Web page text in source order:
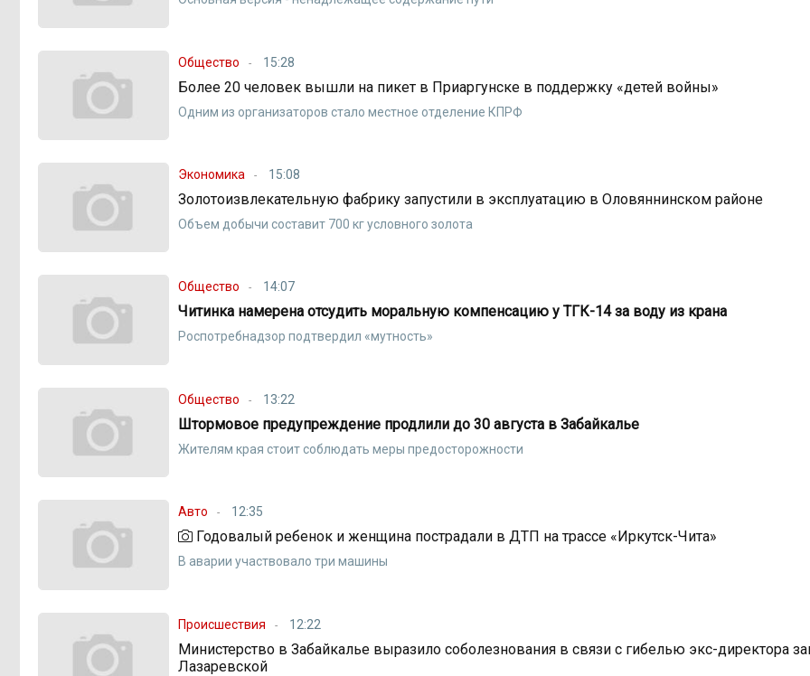
Общество 15:28
Более 20 человек вышли на пикет в Приаргунске в поддержку «детей войны»
Одним из организаторов стало местное отделение КПРФ
Экономика 15:08
Золотоизвлекательную фабрику запустили в эксплуатацию в Оловяннинском районе
Объем добычи составит 700 кг условного золота
Общество 14:07
Читинка намерена отсудить моральную компенсацию у ТГК-14 за воду из крана
Роспотребнадзор подтвердил «мутность»
Общество 13:22
Штормовое предупреждение продлили до 30 августа в Забайкалье
Жителям края стоит соблюдать меры предосторожности
Авто 12:35
Годовалый ребенок и женщина пострадали в ДТП на трассе «Иркутск-Чита»
В аварии участвовало три машины
Происшествия 12:22
Министерство в Забайкалье выразило соболезнования в связи с гибелью экс-директора
Лазаревской